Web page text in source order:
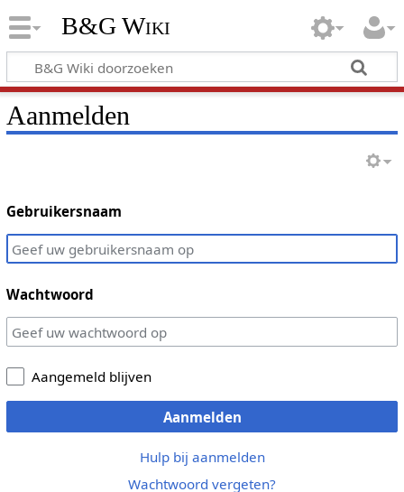
B&G Wiki
Aanmelden
Gebruikersnaam
Wachtwoord
Aangemeld blijven
Aanmelden
Hulp bij aanmelden
Wachtwoord vergeten?